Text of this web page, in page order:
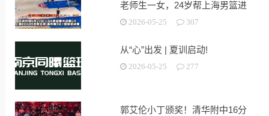
老师生一女，24岁帮上海男篮进
决赛
2026-05-25 307
从“心”出发 | 夏训启动!
2026-05-25 277
郭艾伦小丁颁奖！清华附中16分